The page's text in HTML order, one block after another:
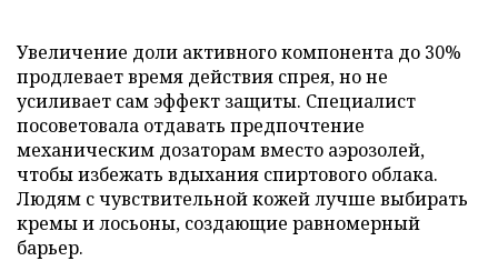
Увеличение доли активного компонента до 30%
продлевает время действия спрея, но не
усиливает сам эффект защиты. Специалист
посоветовала отдавать предпочтение
механическим дозаторам вместо аэрозолей,
чтобы избежать вдыхания спиртового облака.
Людям с чувствительной кожей лучше выбирать
кремы и лосьоны, создающие равномерный
барьер.